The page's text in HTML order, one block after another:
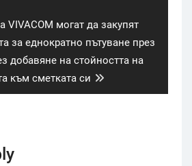
VIVACOM могат да закупят
за еднократно пътуване през
добавяне на стойността на
към сметката си